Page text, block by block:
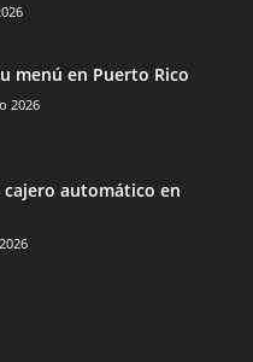
menú en Puerto Rico
2026
automático en